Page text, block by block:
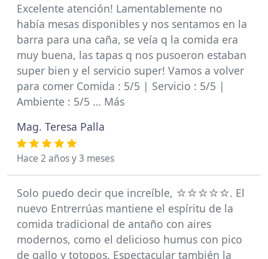
Excelente atención! Lamentablemente no
había mesas disponibles y nos sentamos en la
barra para una caña, se veía q la comida era
muy buena, las tapas q nos pusoeron estaban
super bien y el servicio super! Vamos a volver
para comer Comida : 5/5 | Servicio : 5/5 |
Ambiente : 5/5 … Más
Mag. Teresa Palla
Hace 2 años y 3 meses
Solo puedo decir que increíble, ☆☆☆☆☆. El
nuevo Entrerrúas mantiene el espíritu de la
comida tradicional de antaño con aires
modernos, como el delicioso humus con pico
de gallo y totopos. Espectacular también la